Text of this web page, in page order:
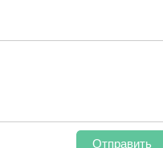
Отправить